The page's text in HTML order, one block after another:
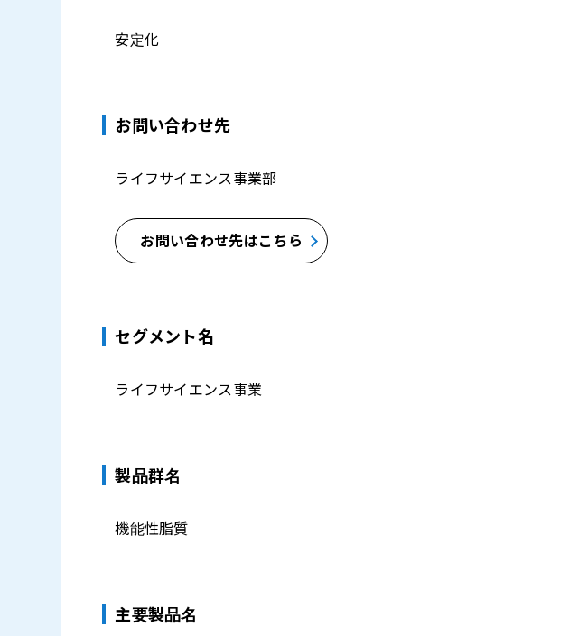
安定化
お問い合わせ先
ライフサイエンス事業部
お問い合わせ先はこちら
セグメント名
ライフサイエンス事業
製品群名
機能性脂質
主要製品名